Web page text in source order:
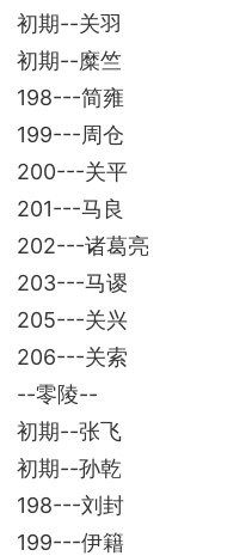
初期--关羽
初期--糜竺
198---简雍
199---周仓
200---关平
201---马良
202---诸葛亮
203---马谡
205---关兴
206---关索
--零陵--
初期--张飞
初期--孙乾
198---刘封
199---伊籍